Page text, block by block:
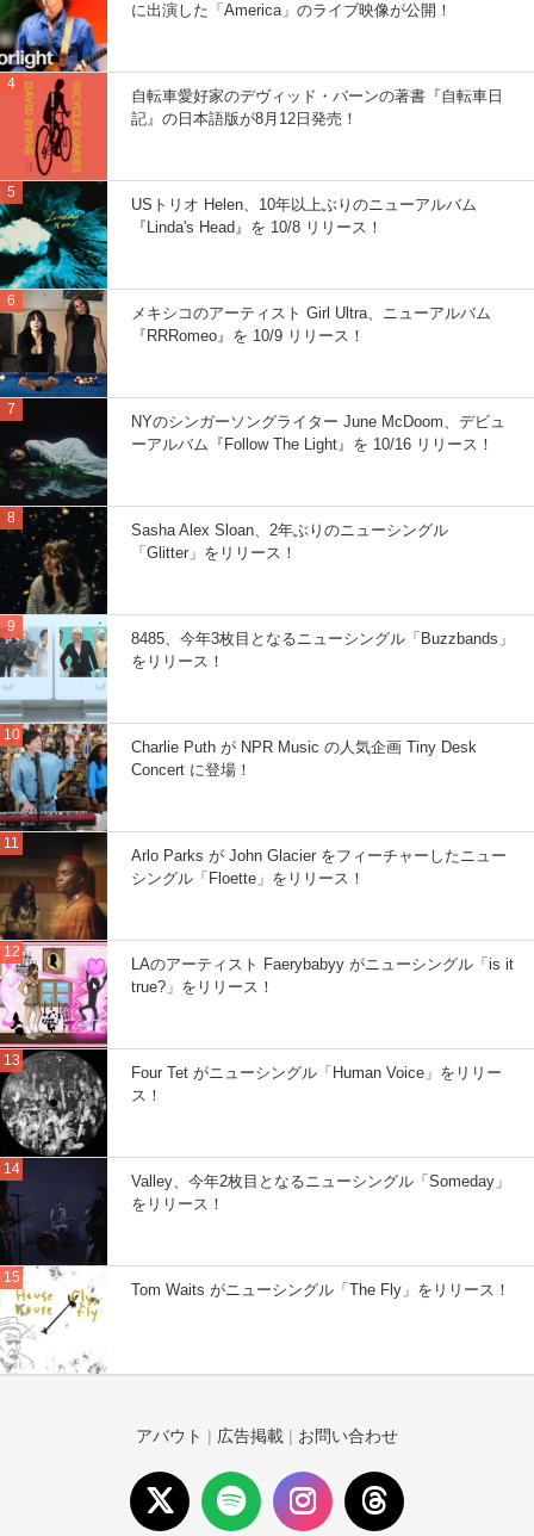
に出演した「America」のライブ映像が公開！
自転車愛好家のデヴィッド・バーンの著書『自転車日
記』の日本語版が8月12日発売！
USトリオ Helen、10年以上ぶりのニューアルバム
『Linda's Head』を 10/8 リリース！
メキシコのアーティスト Girl Ultra、ニューアルバム
『RRRomeo』を 10/9 リリース！
NYのシンガーソングライター June McDoom、デビュ
ーアルバム『Follow The Light』を 10/16 リリース！
Sasha Alex Sloan、2年ぶりのニューシングル
「Glitter」をリリース！
8485、今年3枚目となるニューシングル「Buzzbands」
をリリース！
Charlie Puth が NPR Music の人気企画 Tiny Desk
Concert に登場！
Arlo Parks が John Glacier をフィーチャーしたニュー
シングル「Floette」をリリース！
LAのアーティスト Faerybabyy がニューシングル「is it
true?」をリリース！
Four Tet がニューシングル「Human Voice」をリリー
ス！
Valley、今年2枚目となるニューシングル「Someday」
をリリース！
Tom Waits がニューシングル「The Fly」をリリース！
アバウト | 広告掲載 | お問い合わせ